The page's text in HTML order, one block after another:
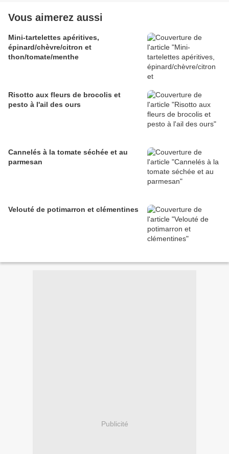
Vous aimerez aussi
Mini-tartelettes apéritives,
épinard/chèvre/citron et
thon/tomate/menthe
Risotto aux fleurs de brocolis et
pesto à l'ail des ours
Cannelés à la tomate séchée et au
parmesan
Velouté de potimarron et clémentines
Publicité